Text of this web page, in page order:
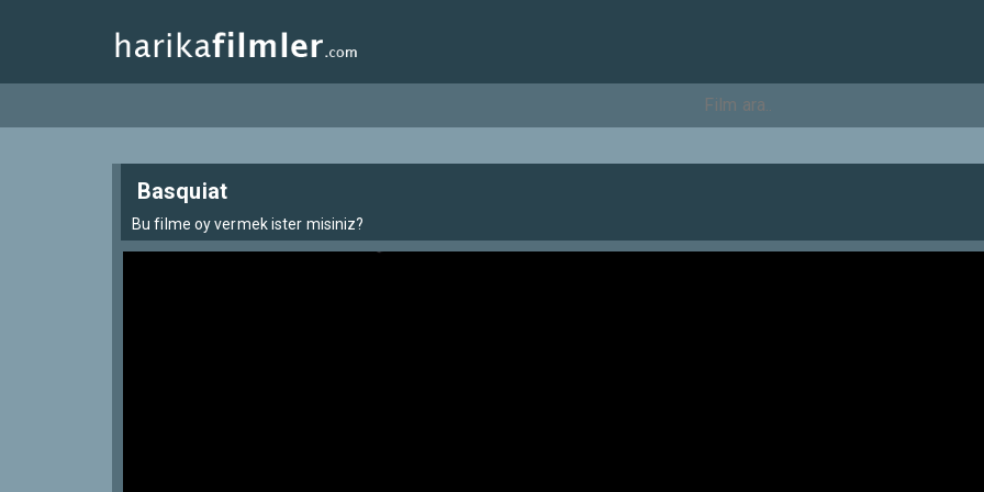
Basquiat
Bu filme oy vermek ister misiniz?